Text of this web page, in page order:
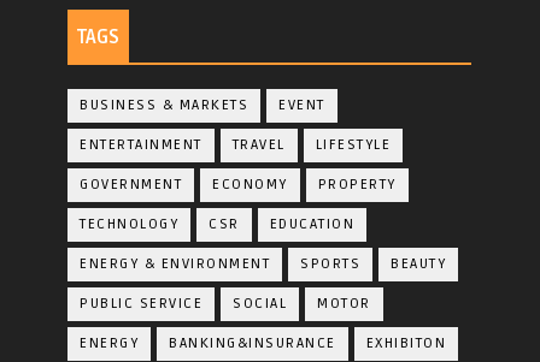
TAGS
BUSINESS & MARKETS EVENT
ENTERTAINMENT TRAVEL LIFESTYLE
GOVERNMENT ECONOMY PROPERTY
TECHNOLOGY CSR EDUCATION
ENERGY & ENVIRONMENT SPORTS BEAUTY
PUBLIC SERVICE SOCIAL MOTOR
ENERGY BANKING&INSURANCE EXHIBITON